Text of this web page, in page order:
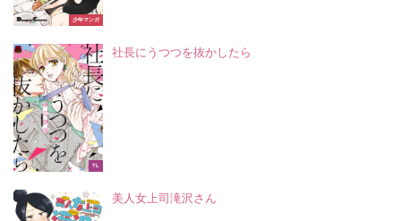
少年マンガ
TL
社長にうつつを抜かしたら
美人女上司滝沢さん